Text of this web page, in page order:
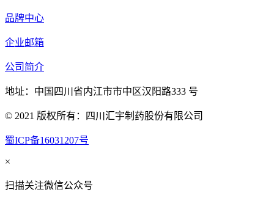
品牌中心
企业邮箱
公司简介
地址：中国四川省内江市市中区汉阳路333 号
© 2021 版权所有：四川汇宇制药股份有限公司
蜀ICP备16031207号
×
扫描关注微信公众号